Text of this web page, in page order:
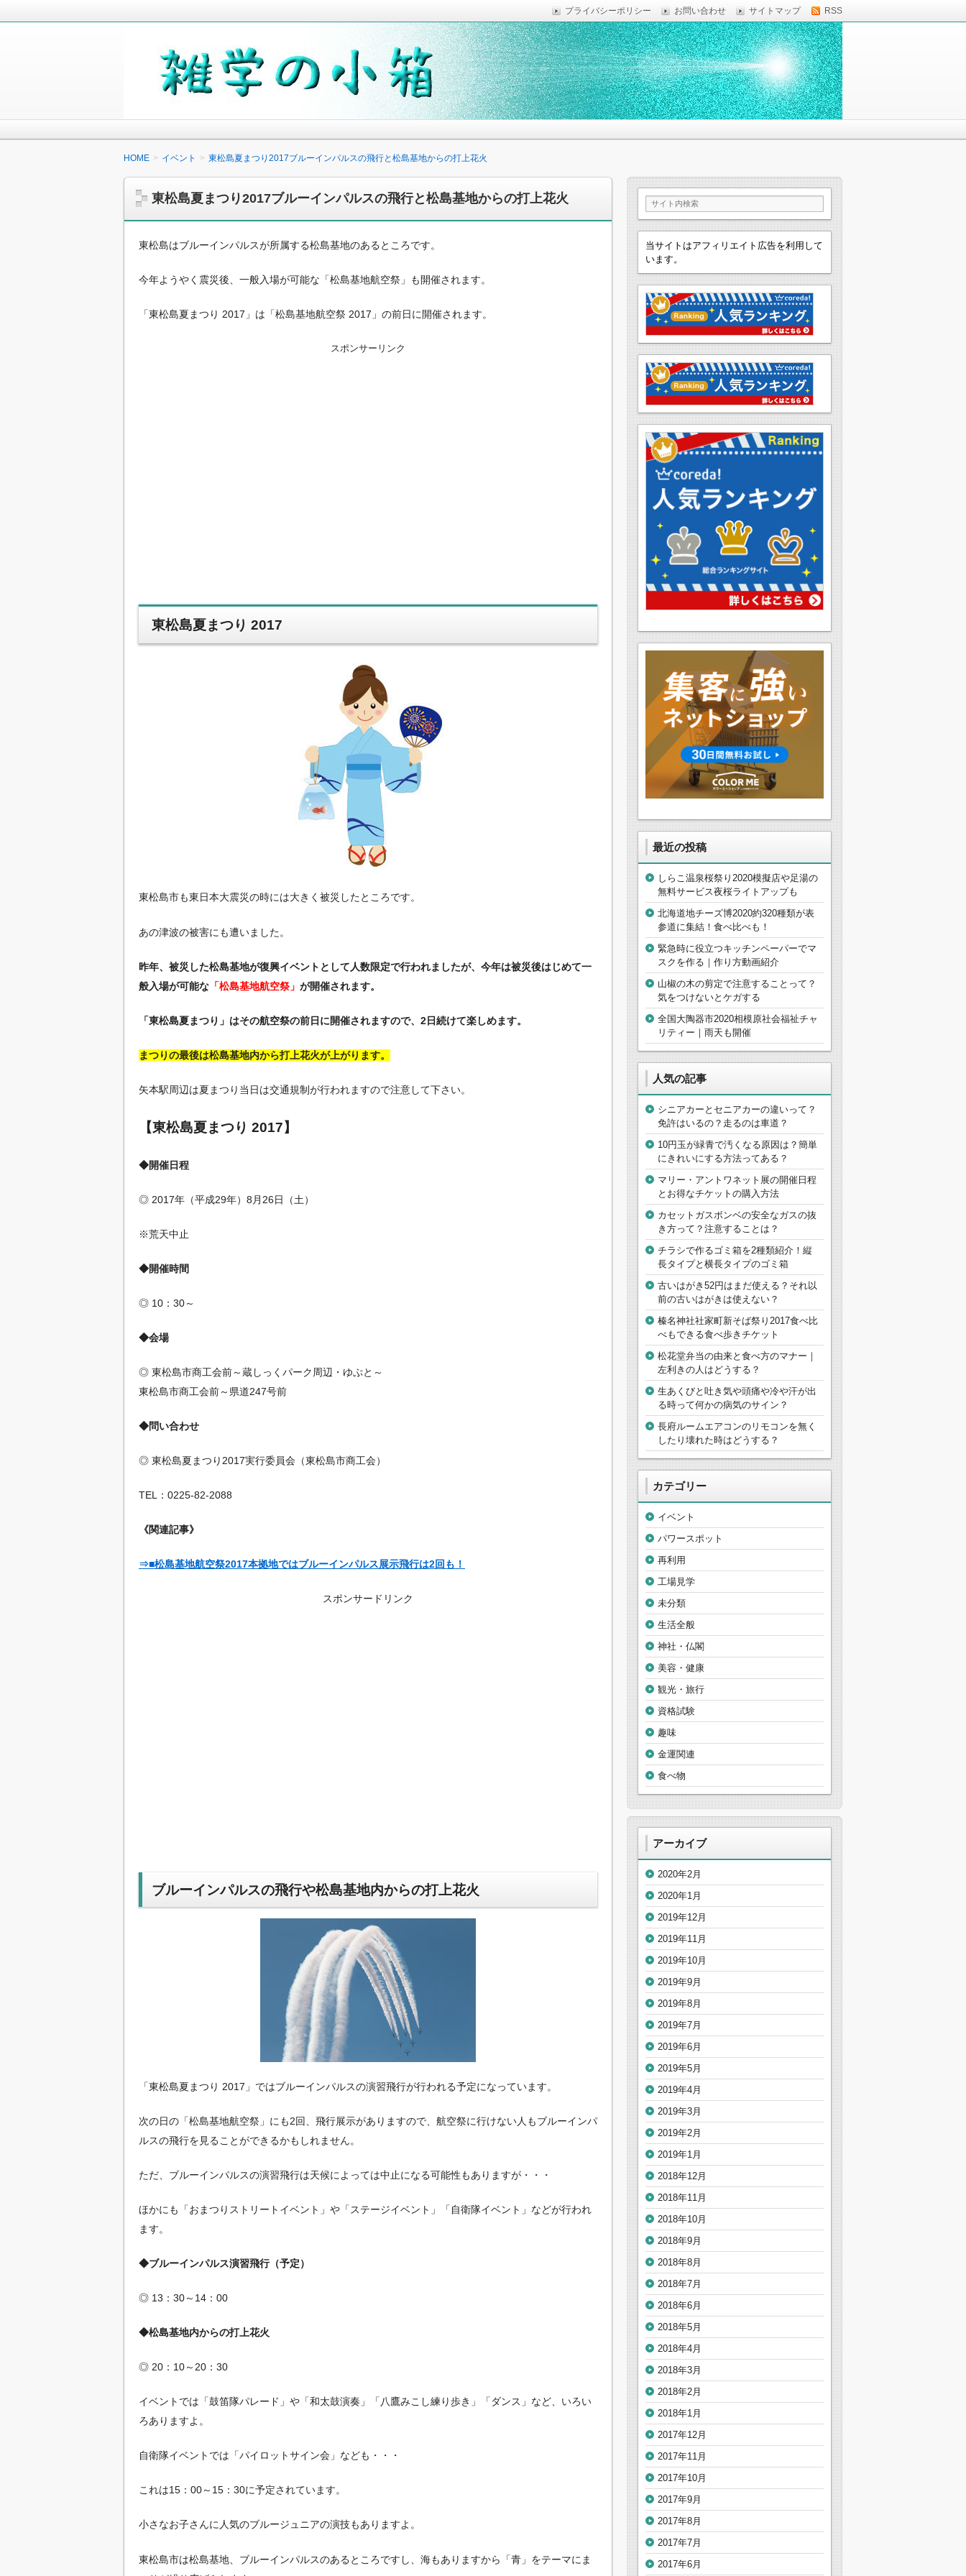
RSS
プライバシーポリシー お問い合わせ サイトマップ
雑学の小箱
毎日の生活の中で気になったことや知っていれば便利なことなどを気がついた時に綴っています。
少しでも役に立つことがあれば嬉しく思います。
HOME イベント 東松島夏まつり2017ブルーインパルスの飛行と松島基地からの打上花火
東松島夏まつり2017ブルーインパルスの飛行と松島基地からの打上花火
東松島はブルーインパルスが所属する松島基地のあるところです。
今年ようやく震災後、一般入場が可能な「松島基地航空祭」も開催されます。
「東松島夏まつり 2017」は「松島基地航空祭 2017」の前日に開催されます。
スポンサーリンク
東松島夏まつり 2017
東松島市も東日本大震災の時には大きく被災したところです。
あの津波の被害にも遭いました。
昨年、被災した松島基地が復興イベントとして人数限定で行われましたが、今年は被災後はじめて一
般入場が可能な 「松島基地航空祭」 が開催されます。
「東松島夏まつり」はその航空祭の前日に開催されますので、2日続けて楽しめます。
まつりの最後は松島基地内から打上花火が上がります。
矢本駅周辺は夏まつり当日は交通規制が行われますので注意して下さい。
【東松島夏まつり 2017】
◆開催日程
◎ 2017年（平成29年）8月26日（土）
※荒天中止
◆開催時間
◎ 10：30～
◆会場
◎ 東松島市商工会前～蔵しっくパーク周辺・ゆぷと～
東松島市商工会前～県道247号前
◆問い合わせ
◎ 東松島夏まつり2017実行委員会（東松島市商工会）
TEL：0225-82-2088
《関連記事》
⇒■松島基地航空祭2017本拠地ではブルーインパルス展示飛行は2回も！
スポンサードリンク
ブルーインパルスの飛行や松島基地内からの打上花火
「東松島夏まつり 2017」ではブルーインパルスの演習飛行が行われる予定になっています。
次の日の「松島基地航空祭」にも2回、飛行展示がありますので、航空祭に行けない人もブルーインパ
ルスの飛行を見ることができるかもしれません。
ただ、ブルーインパルスの演習飛行は天候によっては中止になる可能性もありますが・・・
ほかにも「おまつりストリートイベント」や「ステージイベント」「自衛隊イベント」などが行われ
ます。
◆ブルーインパルス演習飛行（予定）
◎ 13：30～14：00
◆松島基地内からの打上花火
◎ 20：10～20：30
イベントでは「鼓笛隊パレード」や「和太鼓演奏」「八鷹みこし練り歩き」「ダンス」など、いろい
ろありますよ。
自衛隊イベントでは「パイロットサイン会」なども・・・
これは15：00～15：30に予定されています。
小さなお子さんに人気のブルージュニアの演技もありますよ。
東松島市は松島基地、ブルーインパルスのあるところですし、海もありますから「青」をテーマにま
当サイトはアフィリエイト広告を利用して
います。
最近の投稿
しらこ温泉桜祭り2020模擬店や足湯の
無料サービス夜桜ライトアップも
北海道地チーズ博2020約320種類が表
参道に集結！食べ比べも！
緊急時に役立つキッチンペーパーでマ
スクを作る｜作り方動画紹介
山椒の木の剪定で注意することって？
気をつけないとケガする
全国大陶器市2020相模原社会福祉チャ
リティー｜雨天も開催
人気の記事
シニアカーとセニアカーの違いって？
免許はいるの？走るのは車道？
10円玉が緑青で汚くなる原因は？簡単
にきれいにする方法ってある？
マリー・アントワネット展の開催日程
とお得なチケットの購入方法
カセットガスボンベの安全なガスの抜
き方って？注意することは？
チラシで作るゴミ箱を2種類紹介！縦
長タイプと横長タイプのゴミ箱
古いはがき52円はまだ使える？それ以
前の古いはがきは使えない？
榛名神社社家町新そば祭り2017食べ比
べもできる食べ歩きチケット
松花堂弁当の由来と食べ方のマナー｜
左利きの人はどうする？
生あくびと吐き気や頭痛や冷や汗が出
る時って何かの病気のサイン？
長府ルームエアコンのリモコンを無く
したり壊れた時はどうする？
カテゴリー
イベント
パワースポット
再利用
工場見学
未分類
生活全般
神社・仏閣
美容・健康
観光・旅行
資格試験
趣味
金運関連
食べ物
アーカイブ
2020年2月
2020年1月
2019年12月
2019年11月
2019年10月
2019年9月
2019年8月
2019年7月
2019年6月
2019年5月
2019年4月
2019年3月
2019年2月
2019年1月
2018年12月
2018年11月
2018年10月
2018年9月
2018年8月
2018年7月
2018年6月
2018年5月
2018年4月
2018年3月
2018年2月
2018年1月
2017年12月
2017年11月
2017年10月
2017年9月
2017年8月
2017年7月
2017年6月